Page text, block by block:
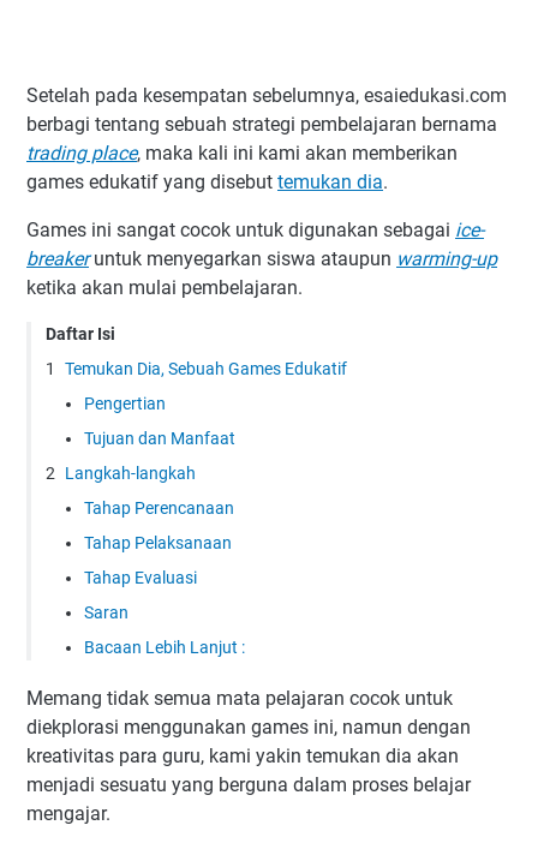
Setelah pada kesempatan sebelumnya, esaiedukasi.com
berbagi tentang sebuah strategi pembelajaran bernama
trading place, maka kali ini kami akan memberikan
games edukatif yang disebut temukan dia.
Games ini sangat cocok untuk digunakan sebagai ice-
breaker untuk menyegarkan siswa ataupun warming-up
ketika akan mulai pembelajaran.
Daftar Isi
Temukan Dia, Sebuah Games Edukatif
Pengertian
Tujuan dan Manfaat
Langkah-langkah
Tahap Perencanaan
Tahap Pelaksanaan
Tahap Evaluasi
Saran
Bacaan Lebih Lanjut :
Memang tidak semua mata pelajaran cocok untuk
diekplorasi menggunakan games ini, namun dengan
kreativitas para guru, kami yakin temukan dia akan
menjadi sesuatu yang berguna dalam proses belajar
mengajar.